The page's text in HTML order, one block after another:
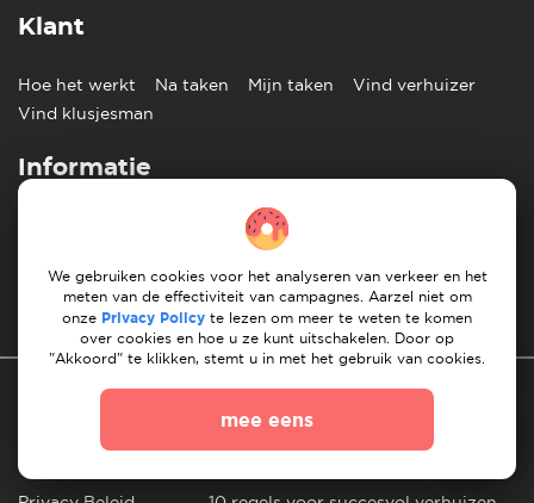
Klant
Hoe het werkt Na taken Mijn taken
Vind verhuizer
Vind klusjesman
Informatie
Klantenservice
Nederlands
We gebruiken cookies voor het analyseren van verkeer en het
meten van de effectiviteit van campagnes. Aarzel niet om
onze Privacy Policy te lezen om meer te weten te komen
over cookies en hoe u ze kunt uitschakelen. Door op
"Akkoord" te klikken, stemt u in met het gebruik van cookies.
mee eens